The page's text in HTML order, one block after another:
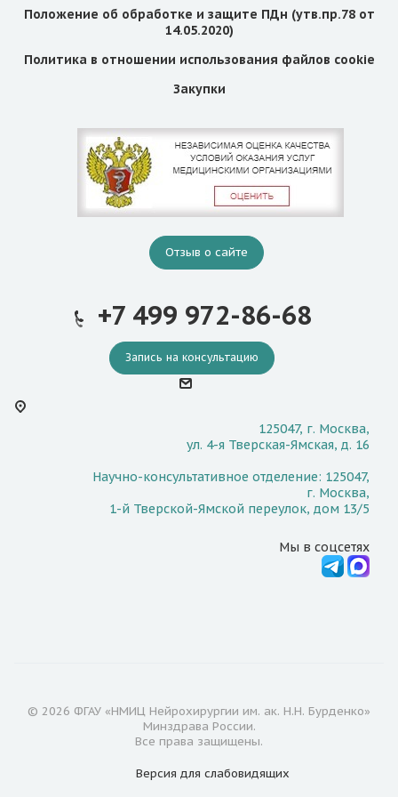
Положение об обработке и защите ПДн (утв.пр.78 от
14.05.2020)
Политика в отношении использования файлов cookie
Закупки
Отзыв о сайте
+7 499 972-86-68
Запись на консультацию
125047, г. Москва,
ул. 4-я Тверская-Ямская, д. 16
Научно-консультативное отделение: 125047,
г. Москва,
1-й Тверской-Ямской переулок, дом 13/5
Мы в соцсетях
© 2026 ФГАУ «НМИЦ Нейрохирургии им. ак. Н.Н. Бурденко»
Минздрава России.
Все права защищены.
Версия для слабовидящих